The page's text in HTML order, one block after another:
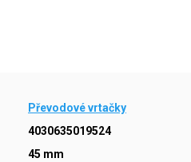
Převodové vrtačky
4030635019524
45 mm